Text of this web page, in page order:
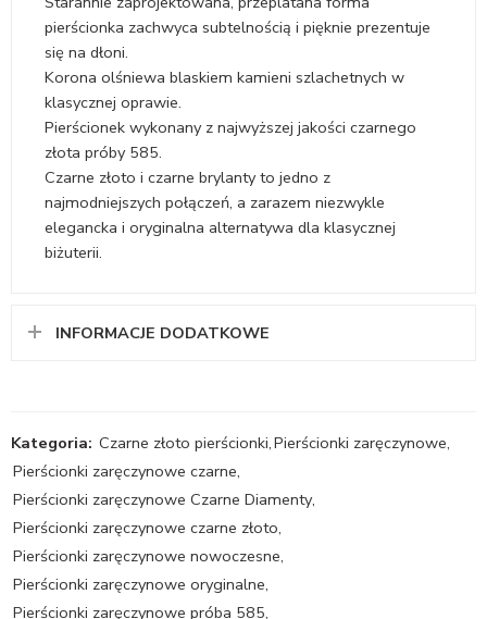
pierścionka zachwyca subtelnością i pięknie prezentuje
się na dłoni.
Korona olśniewa blaskiem kamieni szlachetnych w
klasycznej oprawie.
Pierścionek wykonany z najwyższej jakości czarnego
złota próby 585.
Czarne złoto i czarne brylanty to jedno z
najmodniejszych połączeń, a zarazem niezwykle
elegancka i oryginalna alternatywa dla klasycznej
biżuterii.
INFORMACJE DODATKOWE
Kategoria: Czarne złoto pierścionki,Pierścionki zaręczynowe,
Pierścionki zaręczynowe czarne,
Pierścionki zaręczynowe Czarne Diamenty,
Pierścionki zaręczynowe czarne złoto,
Pierścionki zaręczynowe nowoczesne,
Pierścionki zaręczynowe oryginalne,
Pierścionki zaręczynowe próba 585,